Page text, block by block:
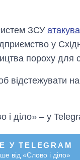
ЗСУ
у
пороху для
відстежувати
і діло» – у
У TELEGRAM
від «Слово і діло»